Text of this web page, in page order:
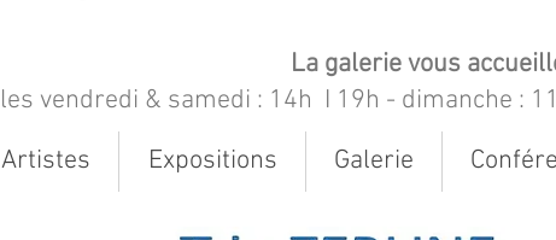
La galerie vous
les vendredi & samedi : 14h I 19h - dimanche :
Artistes Expositions Galerie